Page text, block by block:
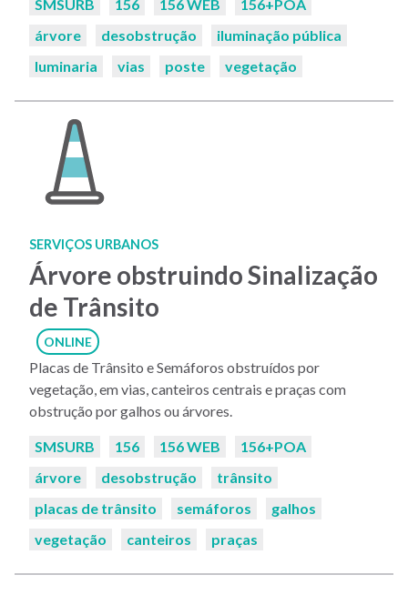
SMSURB 156 156 WEB
156+POA
árvore
desobstrução
iluminação pública
luminaria
vias poste vegetação
SERVIÇOS URBANOS
Árvore obstruindo Sinalização
de Trânsito
ONLINE
Placas de Trânsito e Semáforos obstruídos por
vegetação, em vias, canteiros centrais e praças com
obstrução por galhos ou árvores.
Palavras-
SMSURB 156 156 WEB
156+POA
árvore
desobstrução
trânsito
placas de trânsito
semáforos
galhos
vegetação
canteiros praças